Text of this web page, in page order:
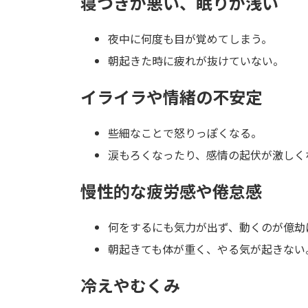
夜中に何度も目が覚めてしまう。
朝起きた時に疲れが抜けていない。
イライラや情緒の不安定
些細なことで怒りっぽくなる。
涙もろくなったり、感情の起伏が激しく
慢性的な疲労感や倦怠感
何をするにも気力が出ず、動くのが億劫
朝起きても体が重く、やる気が起きない
冷えやむくみ